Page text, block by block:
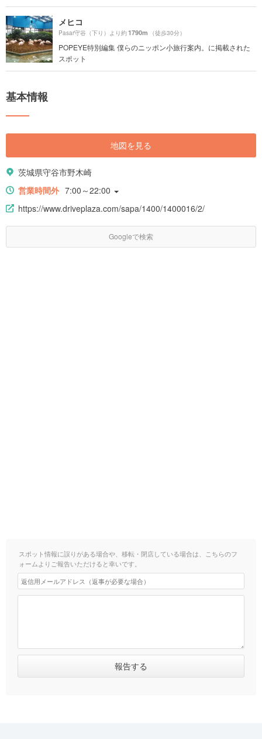
メヒコ
Pasar守谷（下り）より約1790m （徒歩30分）
POPEYE特別編集 僕らのニッポン小旅行案内。に掲載された
スポット
基本情報
地図を見る
茨城県守谷市野木崎
営業時間外 7:00～22:00
https://www.driveplaza.com/sapa/1400/1400016/2/
Googleで検索
スポット情報に誤りがある場合や、移転・閉店している場合は、こちらのフ
ォームよりご報告いただけると幸いです。